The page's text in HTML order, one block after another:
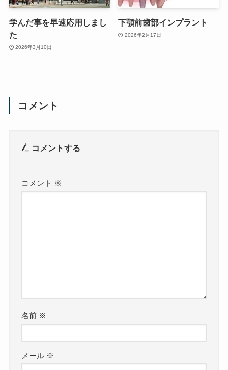
学んだ事を早速応用しまし
た
2026年3月10日
下顎前歯部インプラント
2026年2月17日
コメント
コメントする
コメント ※
名前 ※
メール ※